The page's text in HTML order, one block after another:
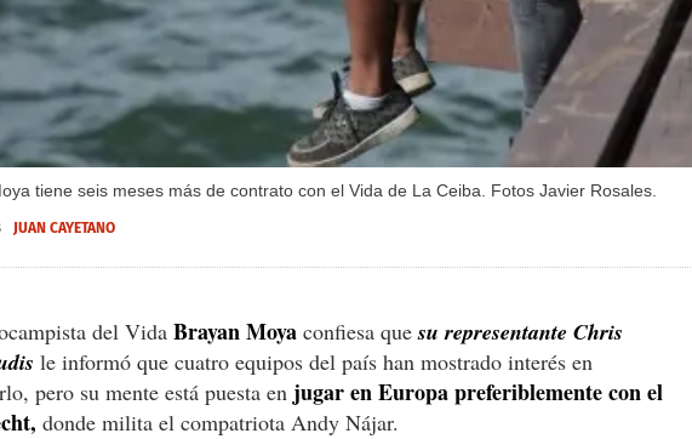
tiene seis meses más de contrato con el Vida de La Ceiba. Fotos Javier Rosales.
JUAN CAYETANO
del Vida Brayan Moya confiesa quesu representante Chris
le informó que cuatro equipos del país han mostrado interés en
pero su mente está puesta en jugar en Europa preferiblemente con el
donde milita el compatriota Andy Nájar.